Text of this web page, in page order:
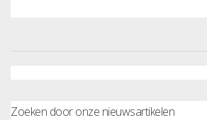
Zoeken door onze nieuwsartikelen